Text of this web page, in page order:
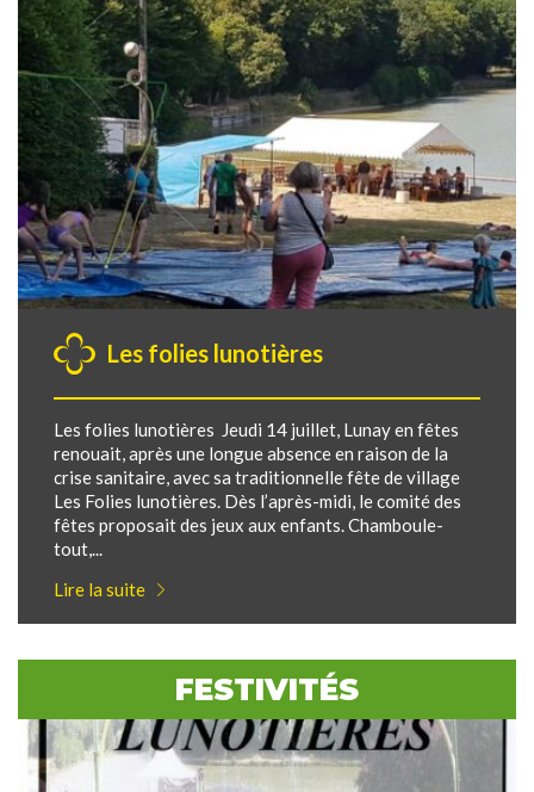
Les folies lunotières
Les folies lunotières Jeudi 14 juillet, Lunay en fêtes
renouait, après une longue absence en raison de la
crise sanitaire, avec sa traditionnelle fête de village
Les Folies lunotières. Dès l’après-midi, le comité des
fêtes proposait des jeux aux enfants. Chamboule-
tout,...
Lire la suite
FESTIVITÉS